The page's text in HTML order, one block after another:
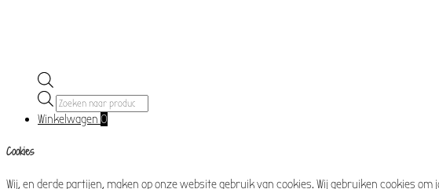
Producten
zoeken
Winkelwagen 0
Cookies
Wij, en derde partijen, maken op onze website gebruik van cookies. Wij gebruiken cookies